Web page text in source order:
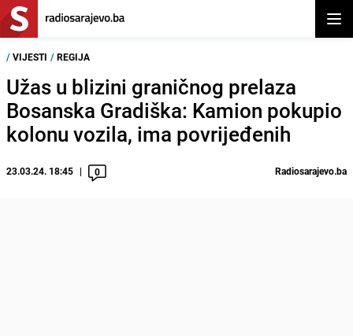
/ VIJESTI / REGIJA
Užas u blizini graničnog prelaza
Bosanska Gradiška: Kamion pokupio
kolonu vozila, ima povrijeđenih
23.03.24. 18:45 0 Radiosarajevo.ba